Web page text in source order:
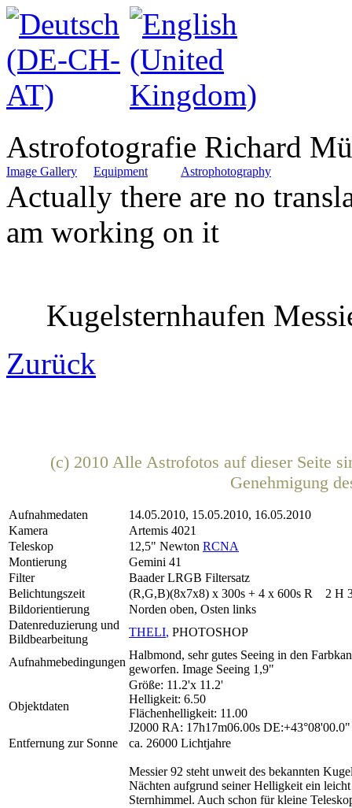
Astrofotografie Richard
Image Gallery Equipment Astrophotography
Actually there are no
am working on it
Kugelsternhaufen
Zurück
(c) 2010 Alle Astrofotos auf dieser Seite
Genehmigung
Aufnahmedaten
14.05.2010, 15.05.2010, 16.05.2010
Kamera
Artemis 4021
Teleskop
12,5" Newton RCNA
Montierung
Gemini 41
Filter
Baader LRGB Filtersatz
Belichtungszeit
(R,G,B)(8x7x8) x 300s + 4 x 600s R 2 H
Bildorientierung
Norden oben, Osten links
Datenreduzierung und
Bildbearbeitung
THELI, PHOTOSHOP
Aufnahmebedingungen
Halbmond, sehr gutes Seeing in den
geworfen. Image Seeing 1,9"
Objektdaten
Größe: 11.2'x 11.2'
Helligkeit: 6.50
Flächenhelligkeit: 11.00
J2000 RA: 17h17m06.00s DE:+43°08'00.0"
Entfernung zur Sonne
ca. 26000 Lichtjahre
Messier 92 steht unweit des bekannten
Nächten aufgrund seiner Helligkeit ein
Sternhimmel. Auch schon für kleine